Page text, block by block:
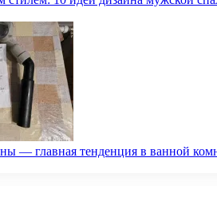
— главная тенденция в ванной